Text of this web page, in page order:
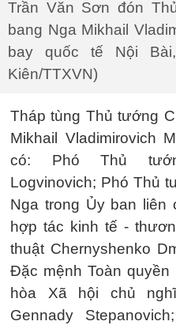
Trần Văn Sơn đón
bang Nga Mikhail
bay quốc tế Nội
Kiên/TTXVN)
Tháp tùng Thủ tướng
Mikhail Vladimirovich
có: Phó Thủ
Logvinovich; Phó Thủ
Nga trong Ủy ban liên
hợp tác kinh tế -
thuật Chernyshenko
Đặc mệnh Toàn
hòa Xã hội chủ
Gennady